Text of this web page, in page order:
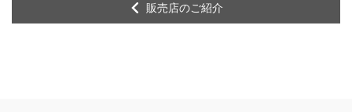
販売店のご紹介